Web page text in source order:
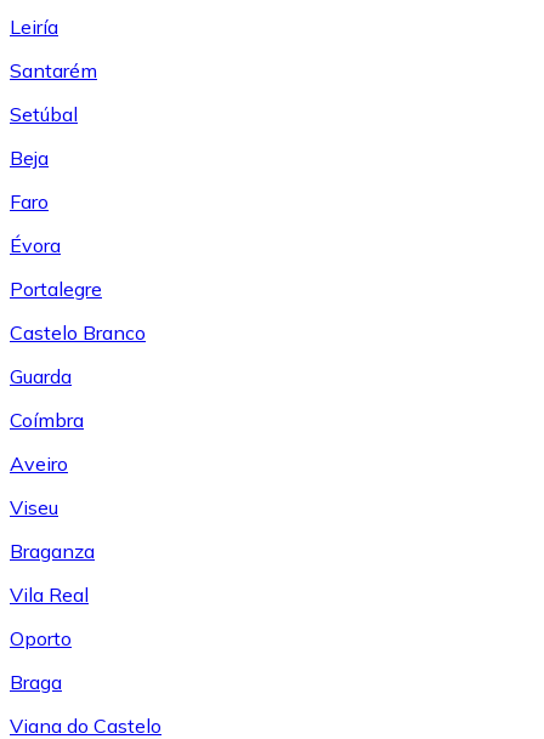
Leiría
Santarém
Setúbal
Beja
Faro
Évora
Portalegre
Castelo Branco
Guarda
Coímbra
Aveiro
Viseu
Braganza
Vila Real
Oporto
Braga
Viana do Castelo